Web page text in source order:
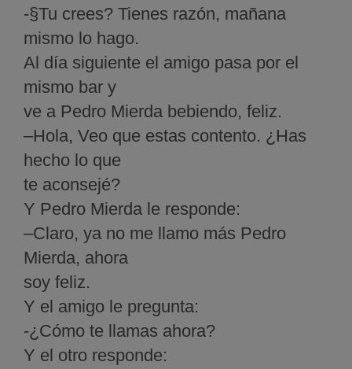
-§Tu crees? Tienes razón, mañana
mismo lo hago.
Al día siguiente el amigo pasa por el
mismo bar y
ve a Pedro Mierda bebiendo, feliz.
–Hola, Veo que estas contento. ¿Has
hecho lo que
te aconsejé?
Y Pedro Mierda le responde:
–Claro, ya no me llamo más Pedro
Mierda, ahora
soy feliz.
Y el amigo le pregunta:
-¿Cómo te llamas ahora?
Y el otro responde: